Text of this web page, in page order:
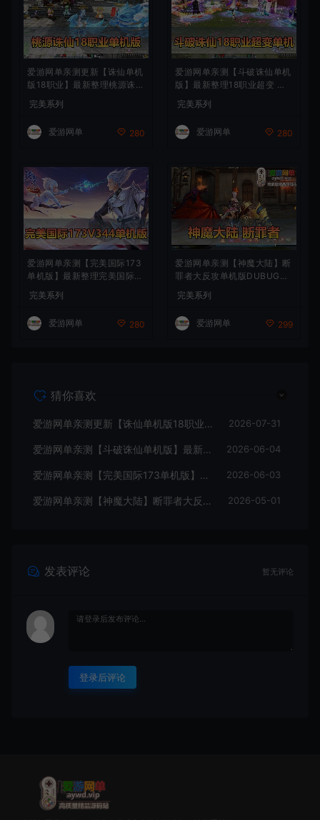
爱游网单亲测更新【诛仙单机
版18职业】最新整理桃源诛仙
物品装备点券 配套工具大全
虚拟机一键端 视频安装教学
+手工端文本教学
完美系列
爱游网单 280
爱游网单亲测【斗破诛仙单机
版】最新整理18职业超变 带G
虚拟机一键端+手工端文本教
学
完美系列
爱游网单 280
爱游网单亲测【完美国际173
单机版】最新整理完美国际17
3V344新15职业鸿利商城版
装备精炼128倍 视频安装教学
虚拟机一键端
完美系列
爱游网单 280
爱游网单亲测【神魔大陆】断
罪者大反攻单机版DUBUG命
令可发物品道具装备叶子虚拟
机一键端视频安装教学
完美系列
爱游网单 299
猜你喜欢
爱游网单亲测更新【诛仙单机版18职业】最新整理桃源诛仙精修第4版 配套GM工具可发物品装备点券 配套工具大全 虚拟机一键端 视频安装教学+手工端文本教学 2026-07-31
爱游网单亲测【斗破诛仙单机版】最新整理18职业超变 带GM物品后台 通用视频安装教学虚拟机一键端+手工端文本教学 2026-06-04
爱游网单亲测【完美国际173单机版】最新整理完美国际173V344新15职业鸿利商城版装备精炼128倍 视频安装教学 虚拟机一键端 2026-06-03
爱游网单亲测【神魔大陆】断罪者大反攻单机版DUBUG命令可发物品道具装备叶子虚拟机一键端视频安装教学 2026-05-01
发表评论 暂无评论
登录后评论